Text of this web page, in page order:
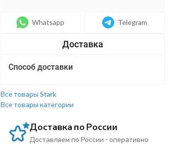
Whatsapp Telegram
Способ доставки
Все товары Stark
Все товары категории
Доставка по России
Доставляем по России - оперативно